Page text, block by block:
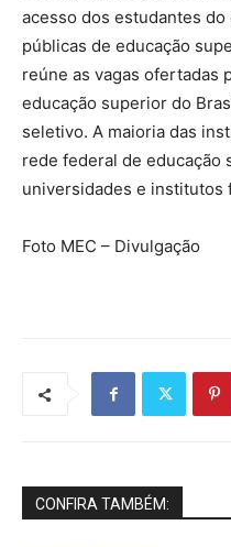
acesso dos estudantes
públicas de educação
reúne as vagas ofertadas
educação superior do
seletivo. A maioria das
rede federal de educação
universidades e institutos
Foto MEC – Divulgação
CONFIRA TAMBÉM: